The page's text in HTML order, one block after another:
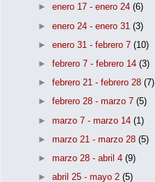
►enero 17 - enero 24(6)
►enero 24 - enero 31(3)
►enero 31 - febrero 7(10)
►febrero 7 - febrero 14(3)
►febrero 21 - febrero 28(7)
►febrero 28 - marzo 7(5)
►marzo 7 - marzo 14(1)
►marzo 21 - marzo 28(5)
►marzo 28 - abril 4(9)
►abril 25 - mayo 2(5)